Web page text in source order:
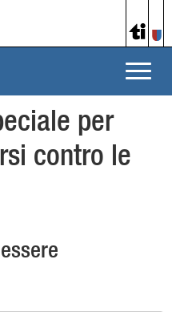
Toggle
per
contro le